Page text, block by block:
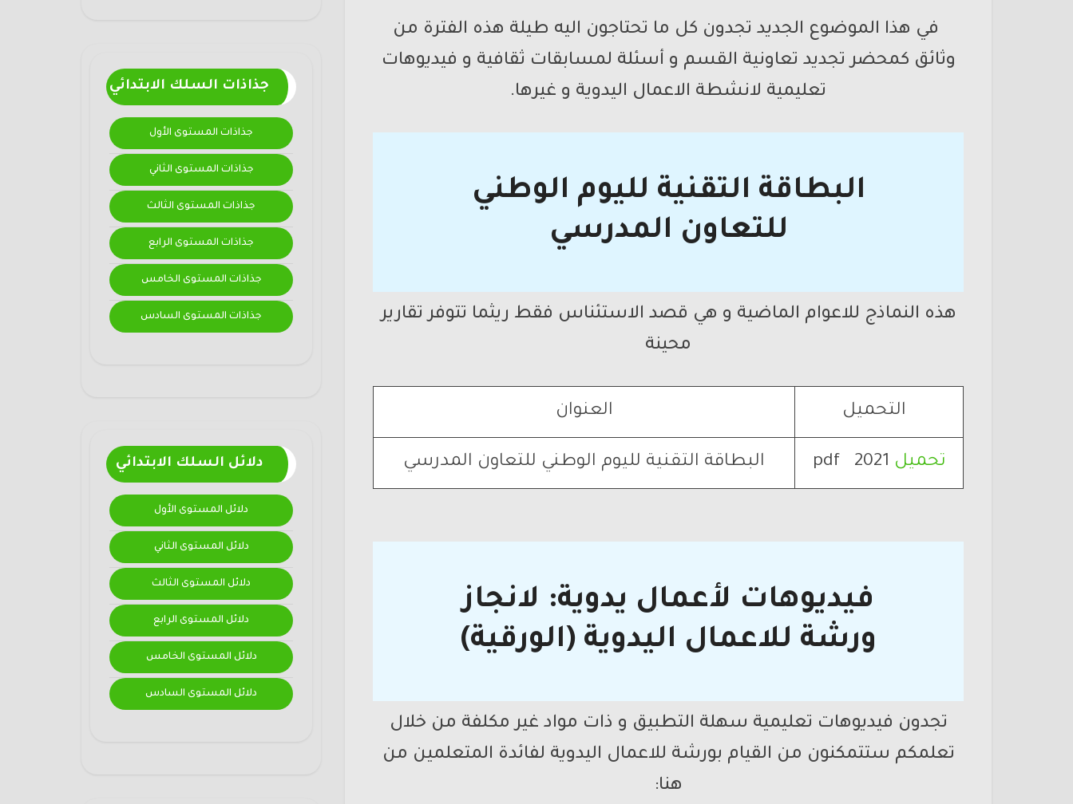
جذاذات السلك الابتدائي
جذاذات المستوى الأول
جذاذات المستوى الثاني
جذاذات المستوى الثالث
جذاذات المستوى الرابع
جذاذات المستوى الخامس
جذاذات المستوى السادس
دلائل السلك الابتدائي
دلائل المستوى الأول
دلائل المستوى الثاني
دلائل المستوى الثالث
دلائل المستوى الرابع
دلائل المستوى الخامس
دلائل المستوى السادس
في هذا الموضوع الجديد تجدون كل ما تحتاجون اليه طيلة هذه الفترة من
وثائق كمحضر تجديد تعاونية القسم و أسئلة لمسابقات ثقافية و فيديوهات
تعليمية لانشطة الاعمال اليدوية و غيرها.
البطاقة التقنية لليوم الوطني
للتعاون المدرسي
هذه النماذج للاعوام الماضية و هي قصد الاستئناس فقط ريثما تتوفر تقارير
محينة
التحميل العنوان
تحميل البطاقة التقنية لليوم الوطني للتعاون المدرسي
فيديوهات لأعمال يدوية: لانجاز
ورشة للاعمال اليدوية (الورقية)
تجدون فيديوهات تعليمية سهلة التطبيق و ذات مواد غير مكلفة من خلال
تعلمكم ستتمكنون من القيام بورشة للاعمال اليدوية لفائدة المتعلمين من
هنا: